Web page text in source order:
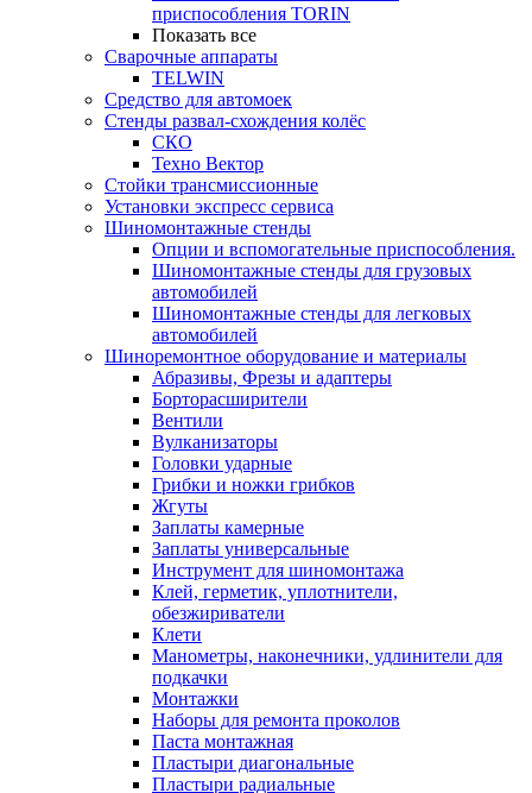
приспособления TORIN
Показать все
Сварочные аппараты
TELWIN
Средство для автомоек
Стенды развал-схождения колёс
СКО
Техно Вектор
Стойки трансмиссионные
Установки экспресс сервиса
Шиномонтажные стенды
Опции и вспомогательные приспособления.
Шиномонтажные стенды для грузовых
автомобилей
Шиномонтажные стенды для легковых
автомобилей
Шиноремонтное оборудование и материалы
Абразивы, Фрезы и адаптеры
Борторасширители
Вентили
Вулканизаторы
Головки ударные
Грибки и ножки грибков
Жгуты
Заплаты камерные
Заплаты универсальные
Инструмент для шиномонтажа
Клей, герметик, уплотнители,
обезжириватели
Клети
Манометры, наконечники, удлинители для
подкачки
Монтажки
Наборы для ремонта проколов
Паста монтажная
Пластыри диагональные
Пластыри радиальные